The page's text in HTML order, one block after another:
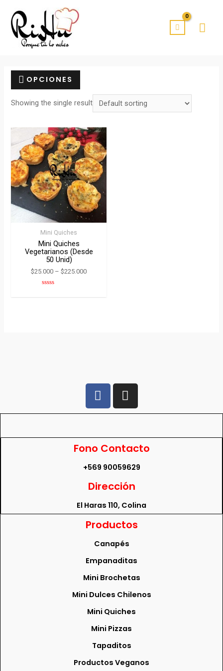
OPCIONES
Showing the single result
Mini Quiches
Mini Quiches
Vegetarianos (desde
50 Unid)
$25.000 –$225.000
Fono Contacto
+569 90059629
Dirección
El Haras 110, Colina
Productos
Canapés
Empanaditas
Mini Brochetas
Mini Dulces Chilenos
Mini Quiches
Mini Pizzas
Tapaditos
Productos Veganos